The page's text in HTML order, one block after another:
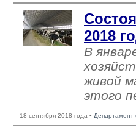
2018
В
живой
этого
18 сентября 2018 года • Департамент